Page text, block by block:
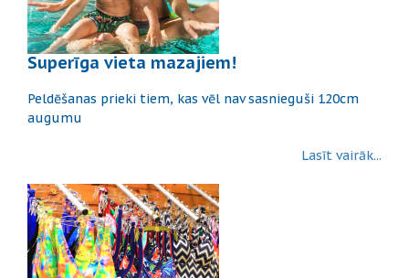
Superīga vieta mazajiem!
Peldēšanas prieki tiem, kas vēl nav sasnieguši 120cm
augumu
Lasīt vairāk...